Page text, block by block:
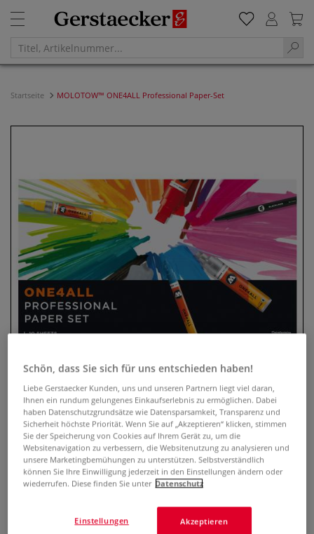
Startseite MOLOTOW™ ONE4ALL Professional Paper-Set
MOLOTOW™ ONE4ALL
Professional Paper-Set
0 Bewertungen
Schön, dass Sie sich für uns entschieden haben!
Liebe Gerstaecker Kunden, uns und unseren Partnern liegt viel daran,
Ihnen ein rundum gelungenes Einkaufserlebnis zu ermöglichen. Dabei
haben Datenschutzgrundsätze wie Datensparsamkeit, Transparenz und
Sicherheit höchste Priorität. Wenn Sie auf „Akzeptieren“ klicken, stimmen
Sie der Speicherung von Cookies auf Ihrem Gerät zu, um die
Websitenavigation zu verbessern, die Websitenutzung zu analysieren und
unsere Marketingbemühungen zu unterstützen. Selbstverständlich
können Sie Ihre Einwilligung jederzeit in den Einstellungen ändern oder
wiederrufen. Diese finden Sie unter Datenschutz
Akzeptieren
Einstellungen